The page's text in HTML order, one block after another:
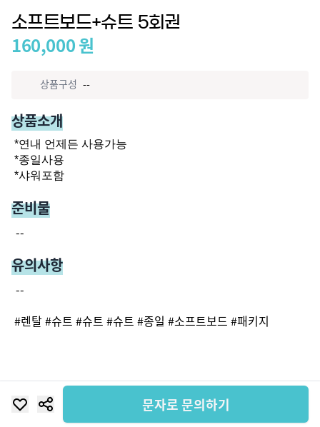
소프트보드+슈트 5회권
160,000원
상품구성 --
상품소개
*연내 언제든 사용가능
*종일사용
*샤워포함
준비물
--
유의사항
--
#렌탈#슈트 #슈트 #슈트 #종일 #소프트보드 #패키지
문자로 문의하기